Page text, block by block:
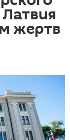
жертв